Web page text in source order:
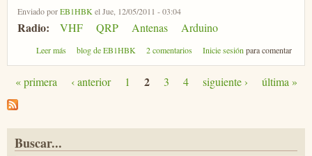
Enviado porEB1HBKel Jue, 12/05/2011 - 03:04
Radio: VHF QRP Antenas Arduino
Leer más sobre Delcon 70x70 (Baliza de 70 MHz por 70 euros)
blog de EB1HBK 2 comentarios Inicie sesiónpara comentar
Páginas
« primera ‹ anterior 1 2 3 4 siguiente › última »
Buscar...